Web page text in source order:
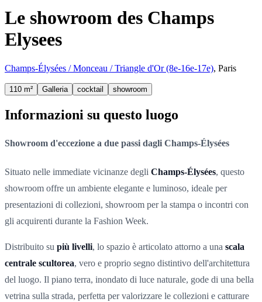
Le showroom des Champs
Elysees
Champs-Élysées / Monceau / Triangle d'Or (8e-16e-17e), Paris
110 m² Galleria cocktail showroom
Informazioni su questo luogo
Showroom d'eccezione a due passi dagli Champs-Élysées
Situato nelle immediate vicinanze degli Champs-Élysées, questo
showroom offre un ambiente elegante e luminoso, ideale per
presentazioni di collezioni, showroom per la stampa o incontri con
gli acquirenti durante la Fashion Week.
Distribuito su più livelli, lo spazio è articolato attorno a una scala
centrale scultorea, vero e proprio segno distintivo dell'architettura
del luogo. Il piano terra, inondato di luce naturale, gode di una bella
vetrina sulla strada, perfetta per valorizzare le collezioni e catturare